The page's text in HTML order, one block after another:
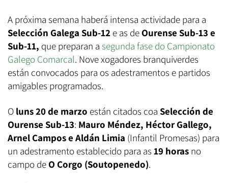
A próxima semana haberá intensa actividade para a
Selección Galega Sub-12 e as de Ourense Sub-13 e
Sub-11, que preparan a segunda fase do Campionato
Galego Comarcal. Nove xogadores branquiverdes
están convocados para os adestramentos e partidos
amigables programados.
O luns 20 de marzo están citados coa Selección de
Ourense Sub-13: Mauro Méndez, Héctor Gallego,
Arnel Campos e Aldán Limia (Infantil Promesas) para
un adestramento establecido para as 19 horas no
campo de O Corgo (Soutopenedo).